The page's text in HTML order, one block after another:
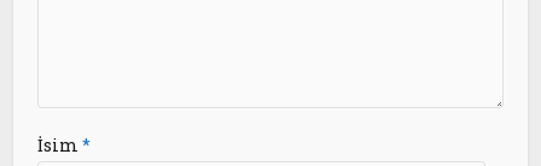
İsim*